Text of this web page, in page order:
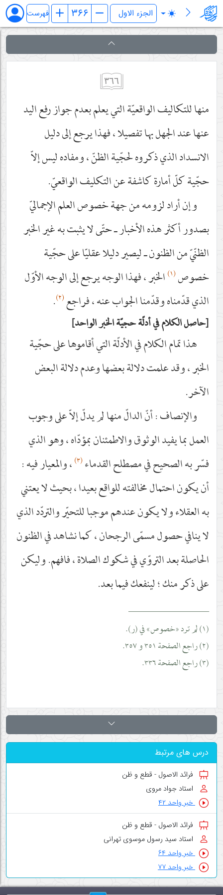
فرائد الاصول (رسائل) فهرست
٣٦٦
منها للتكاليف الواقعيّة التي يعلم بعدم جواز رفع اليد
عنها عند الجهل بها تفصيلا ، فهذا يرجع إلى دليل
الانسداد الذي ذكروه لحجّية الظنّ ، ومفاده ليس إلاّ
حجّية كلّ أمارة كاشفة عن التكليف الواقعيّ.
وإن أراد لزومه من جهة خصوص العلم الإجماليّ
بصدور أكثر هذه الأخبار ـ حتّى لا يثبت به غير الخبر
الظنّيّ من الظنون ـ ليصير دليلا عقليّا على حجّية
خصوص(١) الخبر ، فهذا الوجه يرجع إلى الوجه الأوّل
الذي قدّمناه وقدّمنا الجواب عنه ، فراجع(٢) .
حاصل الكلام في أدلّة حجيّة الخبر الواحد
هذا تمام الكلام في الأدلّة التي أقاموها على حجّية
الخبر ، وقد علمت دلالة بعضها وعدم دلالة البعض
الآخر.
والإنصاف : أنّ الدالّ منها لم يدلّ إلاّ على وجوب
العمل بما يفيد الوثوق والاطمئنان بمؤدّاه ، وهو الذي
فسّر به الصحيح في مصطلح القدماء(٣) ، والمعيار فيه :
أن يكون احتمال مخالفته للواقع بعيدا ، بحيث لا يعتني
به العقلاء ولا يكون عندهم موجبا للتحيّر والتردّد الذي
لا ينافي حصول مسمّى الرجحان ، كما نشاهد في الظنون
الحاصلة بعد التروّي في شكوك الصلاة ، فافهم. وليكن
على ذكر منك ؛ لينفعك فيما بعد.
__________________
(١) لم ترد «خصوص» في (ر).
(٢) راجع الصفحة ٣٥١ و ٣٥٧.
(٣) راجع الصفحة ٣٣٦.
درس های مرتبط
فرائد الاصول - قطع و ظن
استاد جواد مروی
خبر واحد ۴۲
فرائد الاصول - قطع و ظن
استاد سید رسول موسوی تهرانی
خبر واحد ۶۴
خبر واحد ۷۷